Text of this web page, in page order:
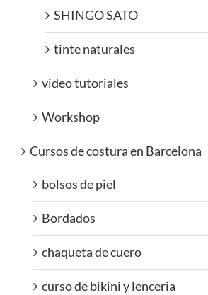
SHINGO SATO
tinte naturales
video tutoriales
Workshop
Cursos de costura en Barcelona
bolsos de piel
Bordados
chaqueta de cuero
curso de bikini y lenceria